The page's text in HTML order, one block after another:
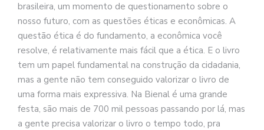
brasileira, um momento de questionamento sobre o
nosso futuro, com as questões éticas e econômicas. A
questão ética é do fundamento, a econômica você
resolve, é relativamente mais fácil que a ética. E o livro
tem um papel fundamental na construção da cidadania,
mas a gente não tem conseguido valorizar o livro de
uma forma mais expressiva. Na Bienal é uma grande
festa, são mais de 700 mil pessoas passando por lá, mas
a gente precisa valorizar o livro o tempo todo, pra